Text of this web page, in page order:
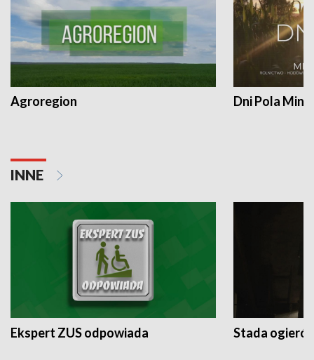
Agroregion Dni Pola
INNE
Ekspert ZUS odpowiada Stada